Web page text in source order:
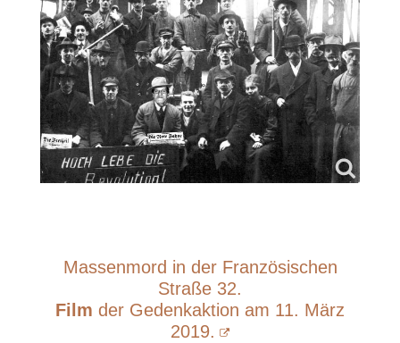
Massenmord in der Französischen
Straße 32.
Film der Gedenkaktion am 11. März
2019.